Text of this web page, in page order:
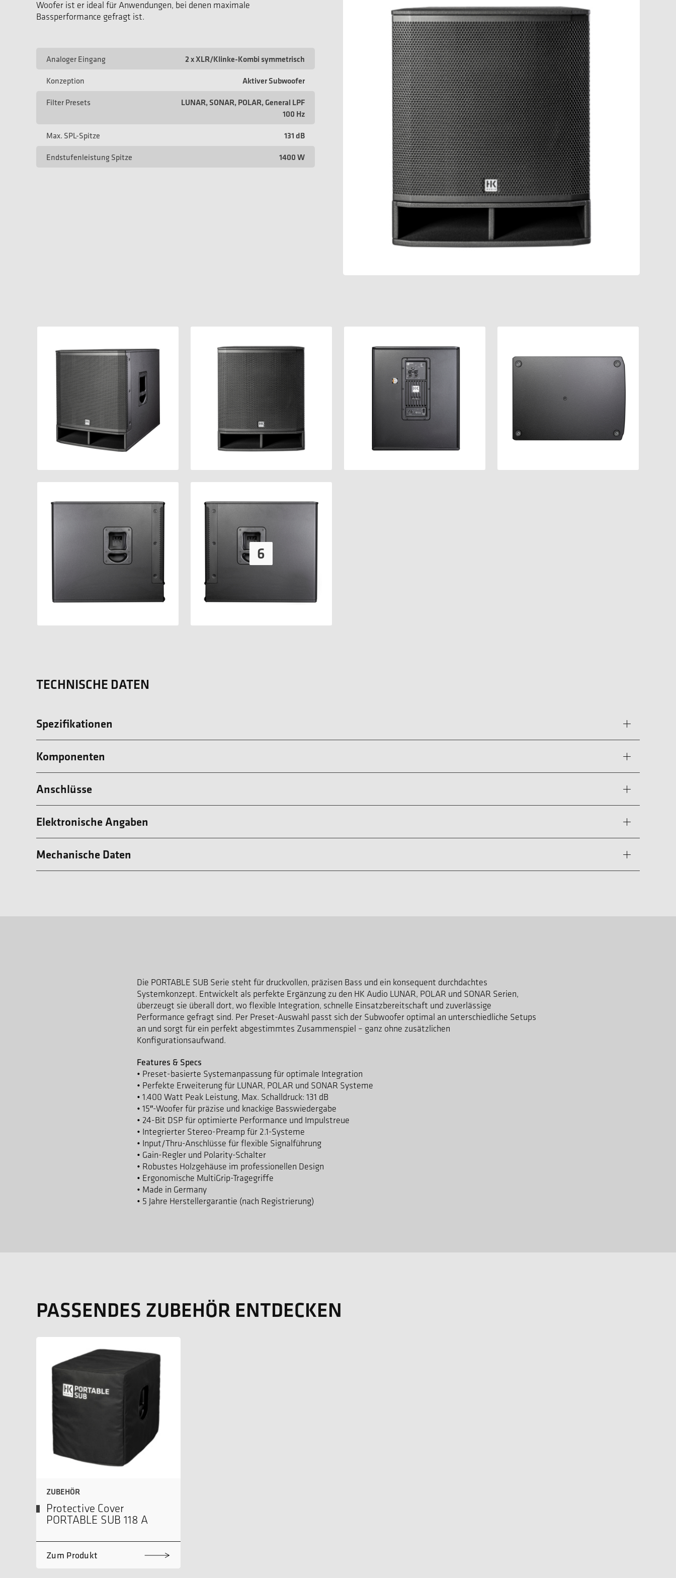
Woofer ist er ideal für Anwendungen, bei denen maximale
Bassperformance gefragt ist.
Analoger Eingang 2 x XLR/Klinke-Kombi symmetrisch
Konzeption Aktiver Subwoofer
Filter Presets
LUNAR, SONAR, POLAR, General LPF
100 Hz
Max. SPL-Spitze 131 dB
Endstufenleistung Spitze 1400 W
TECHNISCHE DATEN
Spezifikationen
Komponenten
Anschlüsse
Elektronische Angaben
Mechanische Daten
Die PORTABLE SUB Serie steht für druckvollen, präzisen Bass und ein konsequent durchdachtes
Systemkonzept. Entwickelt als perfekte Ergänzung zu den HK Audio LUNAR, POLAR und SONAR Serien,
überzeugt sie überall dort, wo flexible Integration, schnelle Einsatzbereitschaft und zuverlässige
Performance gefragt sind. Per Preset-Auswahl passt sich der Subwoofer optimal an unterschiedliche Setups
an und sorgt für ein perfekt abgestimmtes Zusammenspiel – ganz ohne zusätzlichen
Konfigurationsaufwand.
Features & Specs
• Preset-basierte Systemanpassung für optimale Integration
• Perfekte Erweiterung für LUNAR, POLAR und SONAR Systeme
• 1.400 Watt Peak Leistung, Max. Schalldruck: 131 dB
• 15″-Woofer für präzise und knackige Basswiedergabe
• 24-Bit DSP für optimierte Performance und Impulstreue
• Integrierter Stereo-Preamp für 2.1-Systeme
• Input/Thru-Anschlüsse für flexible Signalführung
• Gain-Regler und Polarity-Schalter
• Robustes Holzgehäuse im professionellen Design
• Ergonomische MultiGrip-Tragegriffe
• Made in Germany
• 5 Jahre Herstellergarantie (nach Registrierung)
PASSENDES ZUBEHÖR ENTDECKEN
ZUBEHÖR
Protective Cover
PORTABLE SUB 118 A
Zum Produkt